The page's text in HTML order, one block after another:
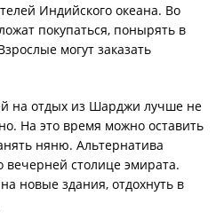
Индийского океана. Во
покупаться, понырять в
могут заказать
на отдых из Шарджи лучше не
На это время можно оставить
няню. Альтернатива
вечерней столице эмирата.
новые здания, отдохнуть в